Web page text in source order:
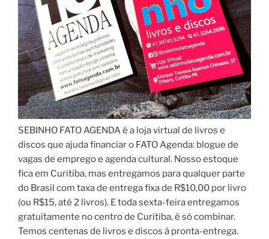
SEBINHO FATO AGENDA é a loja virtual de livros e
discos que ajuda financiar o FATO Agenda: blogue de
vagas de emprego e agenda cultural. Nosso estoque
fica em Curitiba, mas entregamos para qualquer parte
do Brasil com taxa de entrega fixa de R$10,00 por livro
(ou R$15, até 2 livros). E toda sexta-feira entregamos
gratuitamente no centro de Curitiba, é só combinar.
Temos centenas de livros e discos à pronta-entrega.